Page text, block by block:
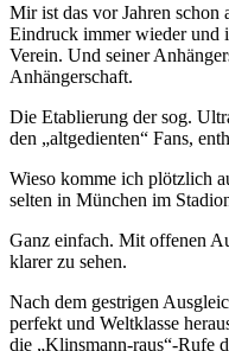
Mir ist das vor Jahren
Eindruck immer wieder und
Verein. Und seiner
Anhängerschaft.
Die Etablierung der sog.
den „altgedienten“ Fans,
Wieso komme ich plötzlich
selten in München im
Ganz einfach. Mit offenen
klarer zu sehen.
Nach dem gestrigen
perfekt und Weltklasse
die „Klinsmann-raus“-Rufe